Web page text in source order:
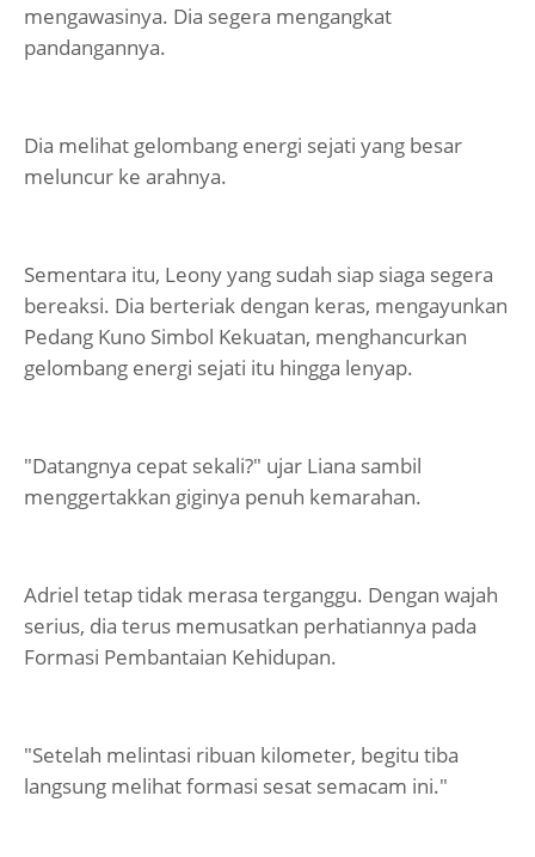
mengawasinya. Dia segera mengangkat
pandangannya.
Dia melihat gelombang energi sejati yang besar
meluncur ke arahnya.
Sementara itu, Leony yang sudah siap siaga segera
bereaksi. Dia berteriak dengan keras, mengayunkan
Pedang Kuno Simbol Kekuatan, menghancurkan
gelombang energi sejati itu hingga lenyap.
"Datangnya cepat sekali?" ujar Liana sambil
menggertakkan giginya penuh kemarahan.
Adriel tetap tidak merasa terganggu. Dengan wajah
serius, dia terus memusatkan perhatiannya pada
Formasi Pembantaian Kehidupan.
"Setelah melintasi ribuan kilometer, begitu tiba
langsung melihat formasi sesat semacam ini."